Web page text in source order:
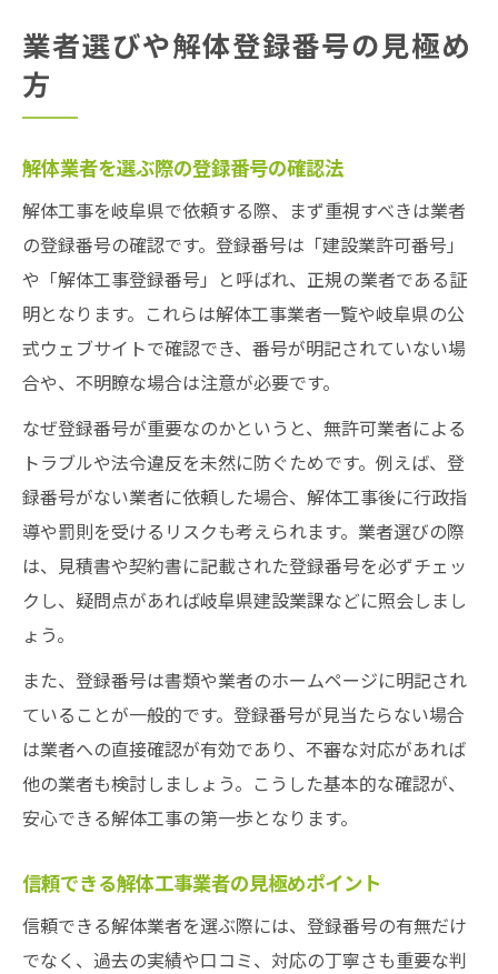
業者選びや解体登録番号の見極め
方
解体業者を選ぶ際の登録番号の確認法
解体工事を岐阜県で依頼する際、まず重視すべきは業者
の登録番号の確認です。登録番号は「建設業許可番号」
や「解体工事登録番号」と呼ばれ、正規の業者である証
明となります。これらは解体工事業者一覧や岐阜県の公
式ウェブサイトで確認でき、番号が明記されていない場
合や、不明瞭な場合は注意が必要です。
なぜ登録番号が重要なのかというと、無許可業者による
トラブルや法令違反を未然に防ぐためです。例えば、登
録番号がない業者に依頼した場合、解体工事後に行政指
導や罰則を受けるリスクも考えられます。業者選びの際
は、見積書や契約書に記載された登録番号を必ずチェッ
クし、疑問点があれば岐阜県建設業課などに照会しまし
ょう。
また、登録番号は書類や業者のホームページに明記され
ていることが一般的です。登録番号が見当たらない場合
は業者への直接確認が有効であり、不審な対応があれば
他の業者も検討しましょう。こうした基本的な確認が、
安心できる解体工事の第一歩となります。
信頼できる解体工事業者の見極めポイント
信頼できる解体業者を選ぶ際には、登録番号の有無だけ
でなく、過去の実績や口コミ、対応の丁寧さも重要な判